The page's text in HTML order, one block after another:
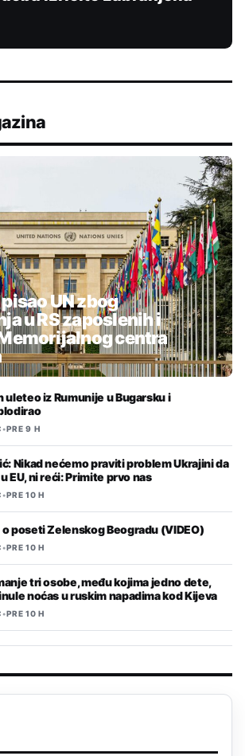
UN zbog
u RS zaposlenih i
centra
uleteo iz Rumunije u Bugarsku i
•PRE 9 H
Nikad nećemo praviti problem Ukrajini da
EU, ni reći: Primite prvo nas
•PRE 10 H
o poseti Zelenskog Beogradu (VIDEO)
•PRE 10 H
tri osobe, među kojima jedno dete,
noćas u ruskim napadima kod Kijeva
•PRE 10 H